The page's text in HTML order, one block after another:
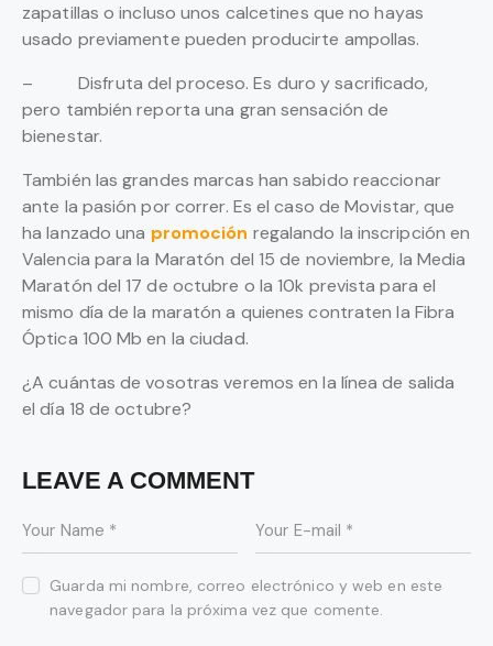
zapatillas o incluso unos calcetines que no hayas
usado previamente pueden producirte ampollas.
– Disfruta del proceso. Es duro y sacrificado,
pero también reporta una gran sensación de
bienestar.
También las grandes marcas han sabido reaccionar
ante la pasión por correr. Es el caso de Movistar, que
ha lanzado una promoción regalando la inscripción en
Valencia para la Maratón del 15 de noviembre, la Media
Maratón del 17 de octubre o la 10k prevista para el
mismo día de la maratón a quienes contraten la Fibra
Óptica 100 Mb en la ciudad.
¿A cuántas de vosotras veremos en la línea de salida
el día 18 de octubre?
LEAVE A COMMENT
Guarda mi nombre, correo electrónico y web en este
navegador para la próxima vez que comente.